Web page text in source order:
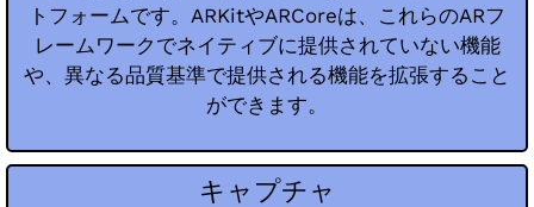
トフォームです。ARKitやARCoreは、これらのARフ
レームワークでネイティブに提供されていない機能
や、異なる品質基準で提供される機能を拡張すること
ができます。
キャプチャ